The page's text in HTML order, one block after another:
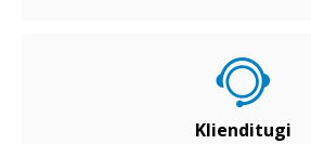
Klienditugi